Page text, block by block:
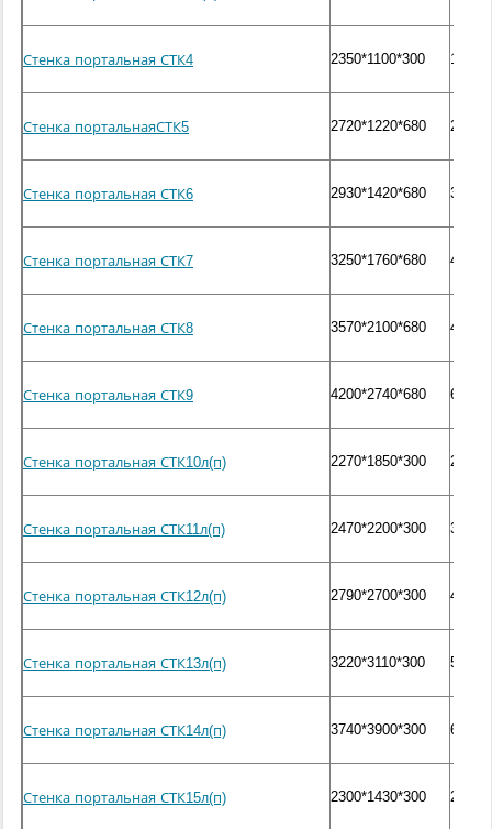
Стенка портальная СТК4 2350*1100*300 1500
Стенка портальнаяСТК5 2720*1220*680 2500
Стенка портальная СТК6 2930*1420*680 3000
Стенка портальная СТК7 3250*1760*680 4000
Стенка портальная СТК8 3570*2100*680 4900
Стенка портальная СТК9 4200*2740*680 6800
Стенка портальная СТК10л(п) 2270*1850*300 2500
Стенка портальная СТК11л(п) 2470*2200*300 3100
Стенка портальная СТК12л(п) 2790*2700*300 4200
Стенка портальная СТК13л(п) 3220*3110*300 5400
Стенка портальная СТК14л(п) 3740*3900*300 6200
Стенка портальная СТК15л(п) 2300*1430*300 2000